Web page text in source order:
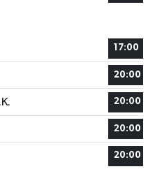
17:00
20:00
20:00
20:00
20:00